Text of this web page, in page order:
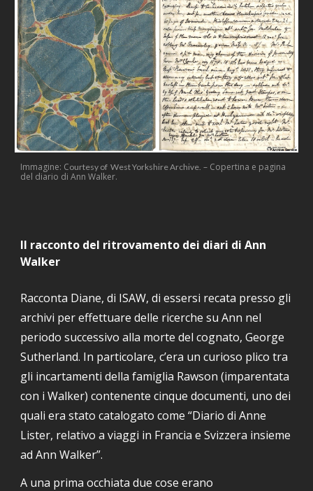
Immagine: Courtesy of West Yorkshire Archive. – Copertina e pagina
del diario di Ann Walker.
Il racconto del ritrovamento dei diari di Ann
Walker
Racconta Diane, di ISAW, di essersi recata presso gli
archivi per effettuare delle ricerche su Ann nel
periodo successivo alla morte del cognato, George
Sutherland. In particolare, c’era un curioso plico tra
gli incartamentidella famiglia Rawson (imparentata
con i Walker) contenente cinque documenti, uno dei
quali era stato catalogato come “Diario di Anne
Lister, relativo a viaggi in Francia e Svizzera insieme
ad Ann Walker”.
A una prima occhiata due cose erano